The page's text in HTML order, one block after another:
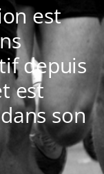
est
depuis
est
son